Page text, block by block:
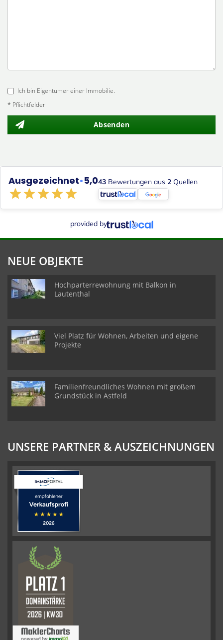
Ich bin Eigentümer einer Immobilie.
* Pflichtfelder
Absenden
Ausgezeichnet•5,043 Bewertungen aus 2 Quellen
provided by
NEUE OBJEKTE
Hochparterrewohnung mit Balkon in
Lautenthal
Viel Platz für Wohnen, Arbeiten und eigene
Projekte
Familienfreundliches Wohnen mit großem
Grundstück in Astfeld
UNSERE PARTNER & AUSZEICHNUNGEN